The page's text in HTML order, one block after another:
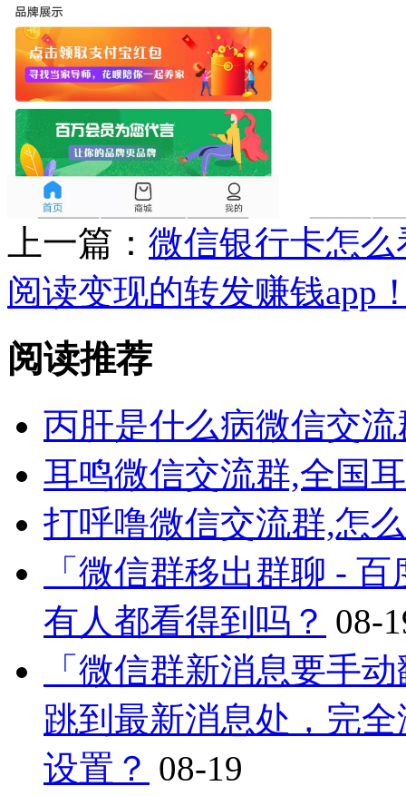
上一篇： 微信银行卡怎
阅读变现的转发赚钱app
阅读推荐
丙肝是什么病微信交
耳鸣微信交流群,全国
打呼噜微信交流群,怎
「微信群移出群聊 -
有人都看得到吗？ 08-
「微信群新消息要手
跳到最新消息处，完
设置？ 08-19